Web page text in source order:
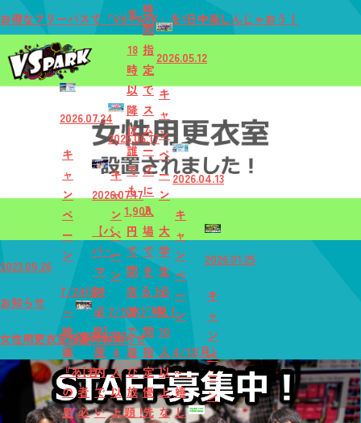
2026.07.24
キ
ャ
ン
ペ
ー
ン
7/24(金)
～
映
画
『あ
の
星
2026.07.17
【若
者
必
2026.07.17
【パ
パ・
マ
マ
必
見】
屋
内
で
い
2026.06.17
キ
ャ
ン
ペ
ー
ン
7/1(水)
～
4
人
以
上
せ
18
時
以
降
は
誰
で
も
1,900
円
で
閉
店
ま
で
遊
び
放
題！
時
間
指
定
で
ス
ム
ー
ズ
に
入
場
で
き
る！
「時
間
指
定
優
先
2026.05.12
キ
ャ
ン
ペ
ー
ン
大
学
生
必
見！
10
人
以
上
な
2026.04.13
キ
ャ
ン
ペ
ー
ン
4/13(月)
～
嬉
し
2026.01.25
キ
ャ
ン
ペ
ー
ン
お得なフリーパスで「VS PARK」を1日中楽しんじゃおう！
2023.09.26
お知らせ
女性用更衣室設置のお知らせ